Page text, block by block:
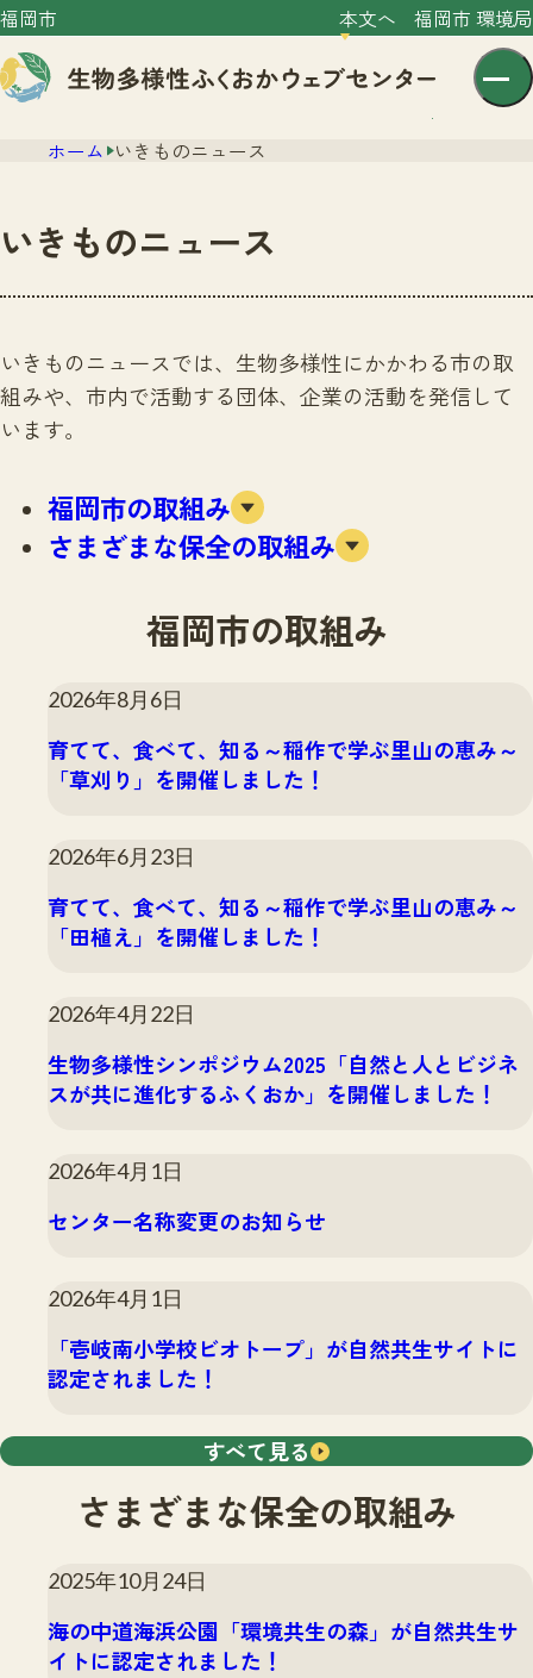
福岡市 本文へ 福岡市 環境局
センター紹介
センター紹介TOP
サイトポリシー
ニュース
いきものガイドTOP
注目のいきもの
いきもの図鑑
おでかけコース
イベント
いきもの調査隊
調査レポートTOP
ふくおかいきものマップ
マッチングTOP
掲載申し込みフォーム
お問合せ
サイトマップ
ホーム いきものニュース
いきものニュース
いきものニュースでは、生物多様性にかかわる市の取
組みや、市内で活動する団体、企業の活動を発信して
います。
福岡市の取組み
さまざまな保全の取組み
福岡市の取組み
2026年8月6日
育てて、食べて、知る～稲作で学ぶ里山の恵み～
「草刈り」を開催しました！
2026年6月23日
育てて、食べて、知る～稲作で学ぶ里山の恵み～
「田植え」を開催しました！
2026年4月22日
生物多様性シンポジウム2025「自然と人とビジネ
スが共に進化するふくおか」を開催しました！
2026年4月1日
センター名称変更のお知らせ
2026年4月1日
「壱岐南小学校ビオトープ」が自然共生サイトに
認定されました！
すべて見る
さまざまな保全の取組み
2025年10月24日
海の中道海浜公園「環境共生の森」が自然共生サ
イトに認定されました！